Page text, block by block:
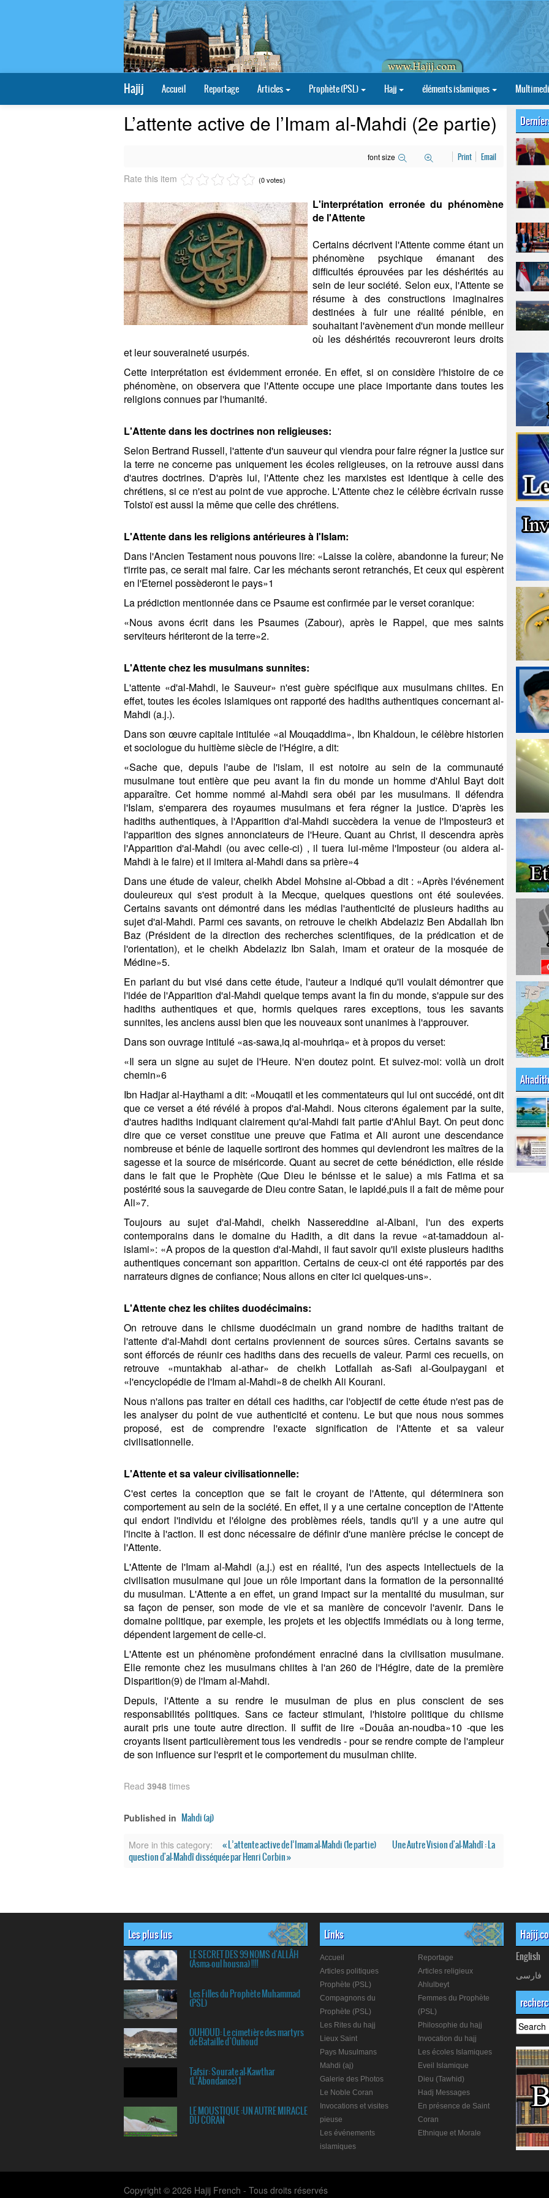
Hajij Accueil Reportage Articles Prophète (PSL) Hajj éléments islamiques
L’attente active de l’Imam al-Mahdi (2e partie)
font size Print Email
Rate this item (0 votes)
L'interprétation erronée du phénomène
de l'Attente
Certains décrivent l'Attente comme étant un
phénomène psychique émanant des
difficultés éprouvées par les déshérités au
sein de leur société. Selon eux, l'Attente se
résume à des constructions imaginaires
destinées à fuir une réalité pénible, en
souhaitant l'avènement d'un monde meilleur
où les déshérités recouvreront leurs droits
et leur souveraineté usurpés.
Cette interprétation est évidemment erronée. En effet, si on considère l'histoire de ce
phénomène, on observera que l'Attente occupe une place importante dans toutes les
religions connues par l'humanité.
L'Attente dans les doctrines non religieuses:
Selon Bertrand Russell, l'attente d'un sauveur qui viendra pour faire régner la justice sur
la terre ne concerne pas uniquement les écoles religieuses, on la retrouve aussi dans
d'autres doctrines. D'après lui, l'Attente chez les marxistes est identique à celle des
chrétiens, si ce n'est au point de vue approche. L'Attente chez le célèbre écrivain russe
Tolstoï est aussi la même que celle des chrétiens.
L'Attente dans les religions antérieures à l'Islam:
Dans l'Ancien Testament nous pouvons lire: «Laisse la colère, abandonne la fureur; Ne
t'irrite pas, ce serait mal faire. Car les méchants seront retranchés, Et ceux qui espèrent
en l'Eternel possèderont le pays»1
La prédiction mentionnée dans ce Psaume est confirmée par le verset coranique:
«Nous avons écrit dans les Psaumes (Zabour), après le Rappel, que mes saints
serviteurs hériteront de la terre»2.
L'Attente chez les musulmans sunnites:
L'attente «d'al-Mahdi, le Sauveur» n'est guère spécifique aux musulmans chiites. En
effet, toutes les écoles islamiques ont rapporté des hadiths authentiques concernant al-
Mahdi (a.j.).
Dans son œuvre capitale intitulée «al Mouqaddima», Ibn Khaldoun, le célèbre historien
et sociologue du huitième siècle de l'Hégire, a dit:
«Sache que, depuis l'aube de l'islam, il est notoire au sein de la communauté
musulmane tout entière que peu avant la fin du monde un homme d'Ahlul Bayt doit
apparaître. Cet homme nommé al-Mahdi sera obéi par les musulmans. Il défendra
l'Islam, s'emparera des royaumes musulmans et fera régner la justice. D'après les
hadiths authentiques, à l'Apparition d'al-Mahdi succèdera la venue de l'Imposteur3 et
l'apparition des signes annonciateurs de l'Heure. Quant au Christ, il descendra après
l'Apparition d'al-Mahdi (ou avec celle-ci) , il tuera lui-même l'Imposteur (ou aidera al-
Mahdi à le faire) et il imitera al-Mahdi dans sa prière»4
Dans une étude de valeur, cheikh Abdel Mohsine al-Obbad a dit : «Après l'événement
douleureux qui s'est produit à la Mecque, quelques questions ont été soulevées.
Certains savants ont démontré dans les médias l'authenticité de plusieurs hadiths au
sujet d'al-Mahdi. Parmi ces savants, on retrouve le cheikh Abdelaziz Ben Abdallah Ibn
Baz (Président de la direction des recherches scientifiques, de la prédication et de
l'orientation), et le cheikh Abdelaziz Ibn Salah, imam et orateur de la mosquée de
Médine»5.
En parlant du but visé dans cette étude, l'auteur a indiqué qu'il voulait démontrer que
l'idée de l'Apparition d'al-Mahdi quelque temps avant la fin du monde, s'appuie sur des
hadiths authentiques et que, hormis quelques rares exceptions, tous les savants
sunnites, les anciens aussi bien que les nouveaux sont unanimes à l'approuver.
Dans son ouvrage intitulé «as-sawa,iq al-mouhriqa» et à propos du verset:
«Il sera un signe au sujet de l'Heure. N'en doutez point. Et suivez-moi: voilà un droit
chemin»6
Ibn Hadjar al-Haythami a dit: «Mouqatil et les commentateurs qui lui ont succédé, ont dit
que ce verset a été révélé à propos d'al-Mahdi. Nous citerons également par la suite,
d'autres hadiths indiquant clairement qu'al-Mahdi fait partie d'Ahlul Bayt. On peut donc
dire que ce verset constitue une preuve que Fatima et Ali auront une descendance
nombreuse et bénie de laquelle sortiront des hommes qui deviendront les maîtres de la
sagesse et la source de miséricorde. Quant au secret de cette bénédiction, elle réside
dans le fait que le Prophète (Que Dieu le bénisse et le salue) a mis Fatima et sa
postérité sous la sauvegarde de Dieu contre Satan, le lapidé,puis il a fait de même pour
Ali»7.
Toujours au sujet d'al-Mahdi, cheikh Nassereddine al-Albani, l'un des experts
contemporains dans le domaine du Hadith, a dit dans la revue «at-tamaddoun al-
islami»: «A propos de la question d'al-Mahdi, il faut savoir qu'il existe plusieurs hadiths
authentiques concernant son apparition. Certains de ceux-ci ont été rapportés par des
narrateurs dignes de confiance; Nous allons en citer ici quelques-uns».
L'Attente chez les chiites duodécimains:
On retrouve dans le chiisme duodécimain un grand nombre de hadiths traitant de
l'attente d'al-Mahdi dont certains proviennent de sources sûres. Certains savants se
sont éfforcés de réunir ces hadiths dans des recueils de valeur. Parmi ces recueils, on
retrouve «muntakhab al-athar» de cheikh Lotfallah as-Safi al-Goulpaygani et
«l'encyclopédie de l'Imam al-Mahdi»8 de cheikh Ali Kourani.
Nous n'allons pas traiter en détail ces hadiths, car l'objectif de cette étude n'est pas de
les analyser du point de vue authenticité et contenu. Le but que nous nous sommes
proposé, est de comprendre l'exacte signification de l'Attente et sa valeur
civilisationnelle.
L'Attente et sa valeur civilisationnelle:
C'est certes la conception que se fait le croyant de l'Attente, qui déterminera son
comportement au sein de la société. En effet, il y a une certaine conception de l'Attente
qui endort l'individu et l'éloigne des problèmes réels, tandis qu'il y a une autre qui
l'incite à l'action. Il est donc nécessaire de définir d'une manière précise le concept de
l'Attente.
L'Attente de l'Imam al-Mahdi (a.j.) est en réalité, l'un des aspects intellectuels de la
civilisation musulmane qui joue un rôle important dans la formation de la personnalité
du musulman. L'Attente a en effet, un grand impact sur la mentalité du musulman, sur
sa façon de penser, son mode de vie et sa manière de concevoir l'avenir. Dans le
domaine politique, par exemple, les projets et les objectifs immédiats ou à long terme,
dépendent largement de celle-ci.
L'Attente est un phénomène profondément enraciné dans la civilisation musulmane.
Elle remonte chez les musulmans chiites à l'an 260 de l'Hégire, date de la première
Disparition(9) de l'Imam al-Mahdi.
Depuis, l'Attente a su rendre le musulman de plus en plus conscient de ses
responsabilités politiques. Sans ce facteur stimulant, l'histoire politique du chiisme
aurait pris une toute autre direction. Il suffit de lire «Douâa an-noudba»10 -que les
croyants lisent particulièrement tous les vendredis - pour se rendre compte de l'ampleur
de son influence sur l'esprit et le comportement du musulman chiite.
Read 3948 times
Published in Mahdi (aj)
More in this category: « L’attente active de l’Imam al-Mahdi (1e partie)
Une Autre Vision d'al-Mahdî : La
question d'al-Mahdî disséquée par Henri Corbin »
Ahadith
Les plus lus
LE SECRET DES 99 NOMS d'ALLÂH
(Asma-oul housna) !!!!
Les Filles du Prophète Muhammad
(PSL)
OUHOUD: Le cimetière des martyrs
de Bataille d`Ouhoud
Tafsir: Sourate al-Kawthar
(L’Abondance) 1
LE MOUSTIQUE :UN AUTRE MIRACLE
DU CORAN
Links
Accueil
Reportage
Articles politiques
Articles religieux
Prophète (PSL)
Ahlulbeyt
Compagnons du
Prophète (PSL)
Femmes du Prophète
(PSL)
Les Rites du hajj
Philosophie du hajj
Lieux Saint
Invocation du hajj
Pays Musulmans
Les écoles Islamiques
Mahdi (aj)
Eveil Islamique
Galerie des Photos
Dieu (Tawhid)
Le Noble Coran
Hadj Messages
Invocations et visites
pieuse
En présence de Saint
Coran
Les événements
islamiques
Ethnique et Morale
English
فارسی
Copyright © 2026 Hajij French - Tous droits réservés